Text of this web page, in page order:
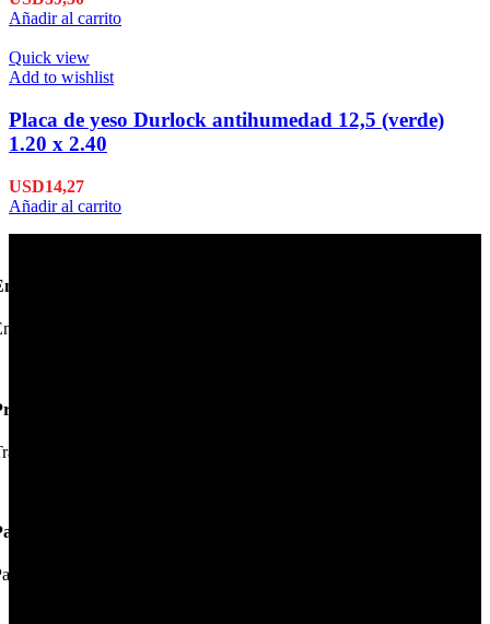
Añadir al carrito
Quick view
Add to wishlist
Placa de yeso Durlock antihumedad 12,5 (verde)
1.20 x 2.40
USD14,27
Añadir al carrito
en 24hs
su pedido en 24hs.
de Calidad
las mejores marcas.
Seguros.
online en nuestra web.